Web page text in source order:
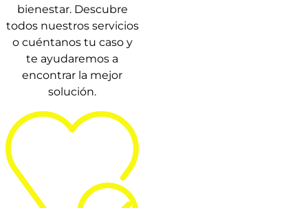
bienestar. Descubre
todos nuestros servicios
o cuéntanos tu caso y
te ayudaremos a
encontrar la mejor
solución.